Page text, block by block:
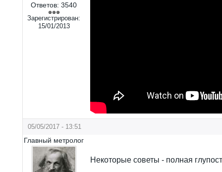
Ответов: 3540
Зарегистрирован:
15/01/2013
05/05/2017 - 13:51
Главный метролог
Некоторые советы - полная